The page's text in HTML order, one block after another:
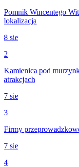
Pomnik Wincentego
lokalizacja
8 sie
2
Kamienica pod
atrakcjach
7 sie
3
Firmy
7 sie
4